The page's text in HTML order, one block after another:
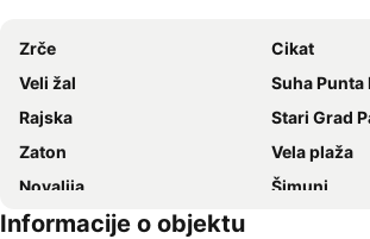
Zrče
Cikat
Veli žal
Suha
Rajska
Stari Grad
Zaton
Vela plaža
Novaljia
Šimuni
Punta Veli Lošinj
Informacije o objektu